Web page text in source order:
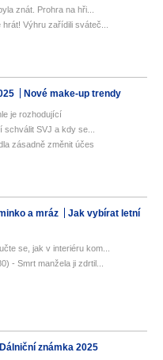
znát. Prohra na hři...
Výhru zařídili sváteč...
Nové make-up trendy
je rozhodující
SVJ a kdy se...
zásadně změnit účes
a mráz
Jak vybírat letní
se, jak v interiéru kom...
- Smrt manžela ji zdrtil...
Dálniční známka 2025